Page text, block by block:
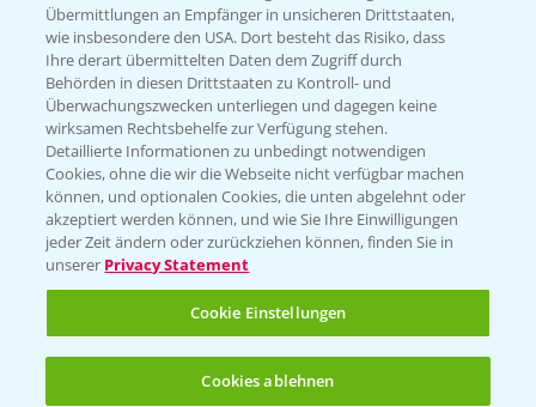
Hilfe in Notfällen
T.+49 (0)214/30-20220
Folgen Sie uns
Übermittlungen an Empfänger in unsicheren Drittstaaten,
wie insbesondere den USA. Dort besteht das Risiko, dass
Ihre derart übermittelten Daten dem Zugriff durch
Behörden in diesen Drittstaaten zu Kontroll- und
Überwachungszwecken unterliegen und dagegen keine
wirksamen Rechtsbehelfe zur Verfügung stehen.
Detaillierte Informationen zu unbedingt notwendigen
Cookies, ohne die wir die Webseite nicht verfügbar machen
können, und optionalen Cookies, die unten abgelehnt oder
akzeptiert werden können, und wie Sie Ihre Einwilligungen
jeder Zeit ändern oder zurückziehen können, finden Sie in
unserer Privacy Statement
Cookie Einstellungen
Cookies ablehnen